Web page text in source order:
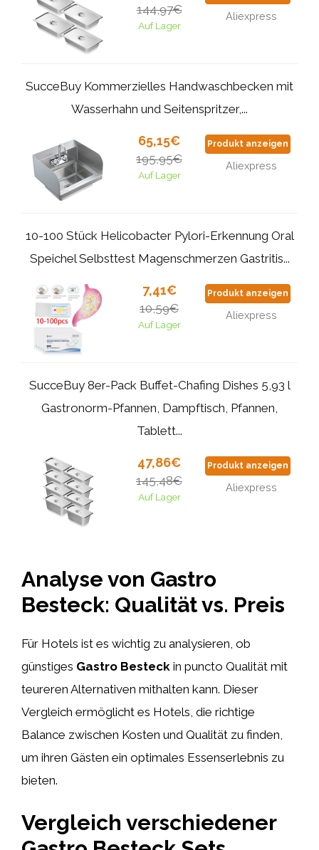
144,97€
Auf Lager
Aliexpress
SucceBuy Kommerzielles Handwaschbecken mit
Wasserhahn und Seitenspritzer,...
65,15€
195,95€
Auf Lager
Produkt anzeigen
Aliexpress
10-100 Stück Helicobacter Pylori-Erkennung Oral
Speichel Selbsttest Magenschmerzen Gastritis...
7,41€
10,59€
Auf Lager
Produkt anzeigen
Aliexpress
SucceBuy 8er-Pack Buffet-Chafing Dishes 5,93 l
Gastronorm-Pfannen, Dampftisch, Pfannen,
Tablett...
47,86€
145,48€
Auf Lager
Produkt anzeigen
Aliexpress
Analyse von Gastro
Besteck: Qualität vs. Preis
Für Hotels ist es wichtig zu analysieren, ob
günstiges Gastro Besteck in puncto Qualität mit
teureren Alternativen mithalten kann. Dieser
Vergleich ermöglicht es Hotels, die richtige
Balance zwischen Kosten und Qualität zu finden,
um ihren Gästen ein optimales Essenserlebnis zu
bieten.
Vergleich verschiedener